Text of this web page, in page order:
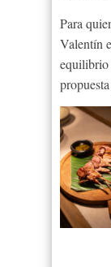
Para
Valentín
equilibrio